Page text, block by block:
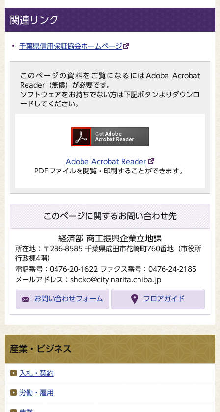
関連リンク
千葉県信用保証協会ホームページ
このページの資料をご覧になるにはAdobe Acrobat
Reader（無償）が必要です。
ソフトウェアをお持ちでない方は下記ボタンよりダウンロ
ードしてください。
Adobe Acrobat Reader
PDFファイルを閲覧・印刷することができます。
このページに関するお問い合わせ先
経済部 商工振興企業立地課
所在地：〒286-8585 千葉県成田市花崎町760番地（市役所
行政棟4階）
電話番号：0476-20-1622 ファクス番号：0476-24-2185
メールアドレス：shoko@city.narita.chiba.jp
お問い合わせフォーム フロアガイド
産業・ビジネス
入札・契約
労働・雇用